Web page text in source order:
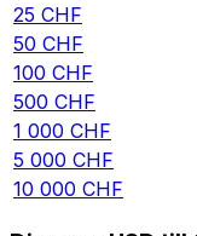
25 CHF
50 CHF
100 CHF
500 CHF
1 000 CHF
5 000 CHF
10 000 CHF